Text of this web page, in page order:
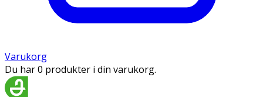
Varukorg
Du har 0 produkter i din varukorg.